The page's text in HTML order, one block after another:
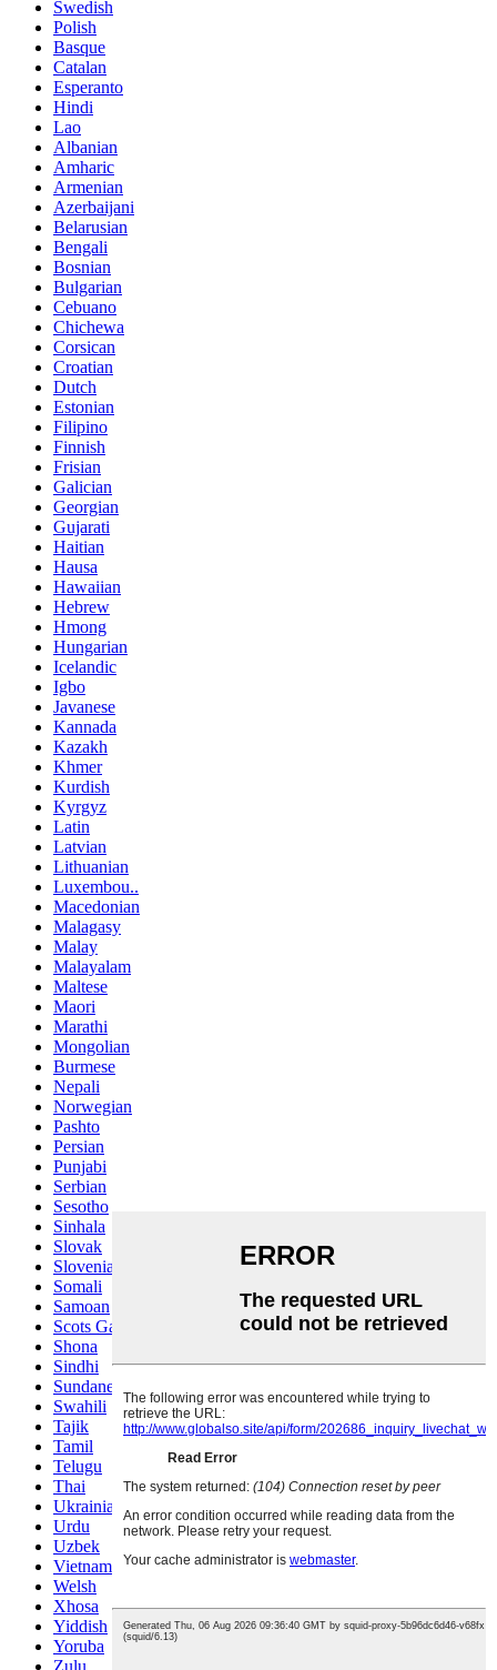
Swedish
Polish
Basque
Catalan
Esperanto
Hindi
Lao
Albanian
Amharic
Armenian
Azerbaijani
Belarusian
Bengali
Bosnian
Bulgarian
Cebuano
Chichewa
Corsican
Croatian
Dutch
Estonian
Filipino
Finnish
Frisian
Galician
Georgian
Gujarati
Haitian
Hausa
Hawaiian
Hebrew
Hmong
Hungarian
Icelandic
Igbo
Javanese
Kannada
Kazakh
Khmer
Kurdish
Kyrgyz
Latin
Latvian
Lithuanian
Luxembou..
Macedonian
Malagasy
Malay
Malayalam
Maltese
Maori
Marathi
Mongolian
Burmese
Nepali
Norwegian
Pashto
Persian
Punjabi
Serbian
Sesotho
Sinhala
Slovak
Slovenian
Somali
Samoan
Scots Gaelic
Shona
Sindhi
Sundanese
Swahili
Tajik
Tamil
Telugu
Thai
Ukrainian
Urdu
Uzbek
Vietnamese
Welsh
Xhosa
Yiddish
Yoruba
Zulu